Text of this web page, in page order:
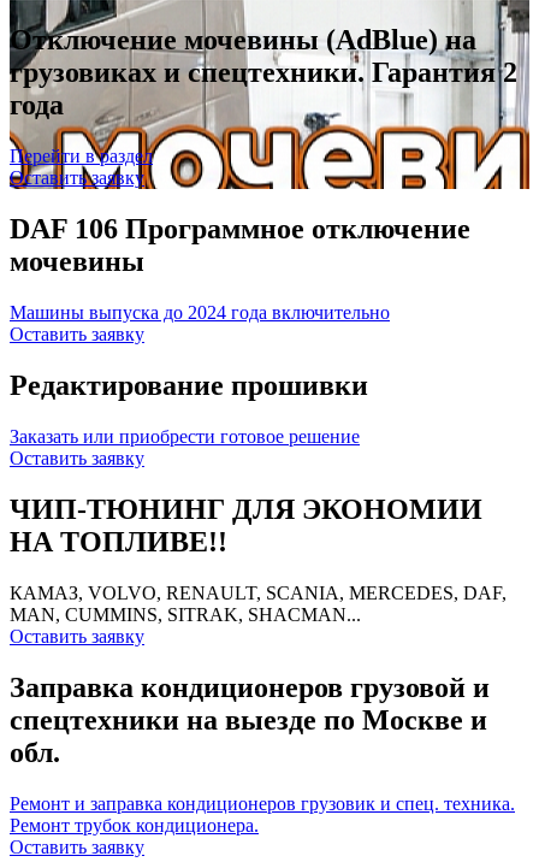
Отключение мочевины (AdBlue) на
грузовиках и спецтехники. Гарантия 2
года
Перейти в раздел
Оставить заявку
DAF 106 Программное отключение
мочевины
Машины выпуска до 2024 года включительно
Оставить заявку
Редактирование прошивки
Заказать или приобрести готовое решение
Оставить заявку
ЧИП-ТЮНИНГ ДЛЯ ЭКОНОМИИ
НА ТОПЛИВЕ!!
КАМАЗ, VOLVO, RENAULT, SCANIA, MERCEDES, DAF,
MAN, CUMMINS, SITRAK, SHACMAN...
Оставить заявку
Заправка кондиционеров грузовой и
спецтехники на выезде по Москве и
обл.
Ремонт и заправка кондиционеров грузовик и спец. техника.
Ремонт трубок кондиционера.
Оставить заявку